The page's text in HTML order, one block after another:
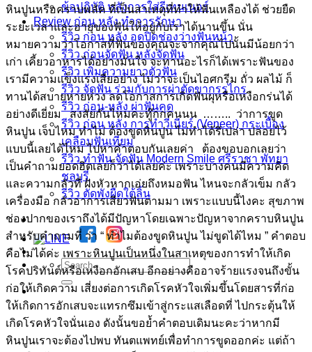
ข้อปฏิบัติ หลังการใส่รีเทนเนอร์
Review ก่อน หลัง ทำการรักษา
รีวิว ก่อน หลัง อุดปิดช่องว่างฟันหน้า
รีวิว ก่อนจัดฟัน หลังจัดฟัน
รีวิว เพิ่มความยาวตัวฟัน
รีวิว จัดฟัน ร่วมกับการผ่าตัดขากรรไกร
รีวิว ก่อน-หลัง ผ่าฟันคุด
รีวิว ก่อน หลัง การทำวีเนียร์ (Veneer) กระเบื้อง
เคลือบฟันเทียม
รีวิว ทำฟัน จัดฟัน Modern Smile ศรีราชา พัทยา
ชลบุรี
รีวิว ตัดพังผืดใต้ลิ้น
หินปูนหรือคราบพลัค ที่เป็นสาเหตุที่ทำให้ฟันเหลืองได้ ช่วยยืด
ระยะเวลาและอายุของฟันให้อยู่กับเราได้นานขึ้น นั่น
หมายความว่าโอกาสที่ฟันของคุณจะจากคุณไปนั้นมีน้อยกว่า
เก่า เคี้ยวอาหารได้อย่างมั่นใจ จะทานอะไรก็ได้เพราะฟันของ
เรามีความแข็งแรงเสียอย่าง ไม่ว่าจะเป็นไอศกรีม ถั่ว ผลไม้ ก็
ทานได้สบายหายห่วง ลดโอกาสการเกิดฟันผุหรือเหงือกร่นได้
อย่างดีเยี่ยม สงสัยกันไหมคะทู๊กกคนนน …….. ว่าการขูด
หินปูน เจ็บไหม ทำไม่ ต้องขูดหินปูน ไม่ทำได้รึเปล่า ปล่อยไว้
แบบนี้เลยได้ไหม ไปหาคำตอบกันเลยค่า ต้องขอบอกเลยว่า
เป็นคำถามยอดฮิตเลยก็ว่าได้เลยค่ะ เพราะบางคนมีความคิด
และความกลัวที่ ฝังหัวหากเอ่ยถึงหมอฟัน ไหนจะกลัวเข็ม กลัว
เครื่องมือ กลัวอาการเสียวฟันตามมา เพราะแบบนี้ไงคะ สุขภาพ
ช่องปากของเราถึงได้มีปัญหาโดยเฉพาะปัญหาจากคราบหินปูน
สำหรับคำถามที่ ว่า “ ทำไมต้องขูดหินปูน ไม่ขูดได้ไหม ” คำตอบ
คือไม่ได้ค่ะ เพราะหินปูนเป็นหนึ่งในสาเหตุของการทำให้เกิด
โรคปริทันต์หรือเหงือกอักเสบ อีกอย่างคืออาจร้ายแรงจนถึงขั้น
ก่อให้เกิดความ เสี่ยงต่อการเกิดโรคหัวใจเพิ่มขึ้นโดยสารที่ก่อ
ให้เกิดการอักเสบจะแทรกซึมเข้าสู่กระแสเลือดที่ ไปกระตุ้นให้
เกิดโรคหัวใจนั่นเอง ดังนั้นขอย้ำคำตอบเดิมนะคะว่าหากมี
หินปูนเราจะต้องไปพบ ทันตแพทย์เพื่อทำการขูดออกค่ะ แต่ถ้า